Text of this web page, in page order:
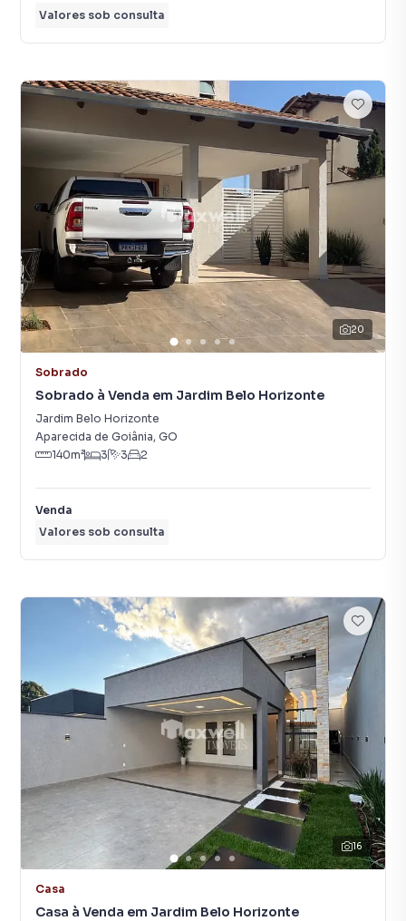
Valores sob consulta
20
Sobrado
Sobrado à Venda em Jardim Belo Horizonte
Jardim Belo Horizonte
Aparecida de Goiânia, GO
140m² 3 3 2
Venda
Valores sob consulta
16
Casa
Casa à Venda em Jardim Belo Horizonte